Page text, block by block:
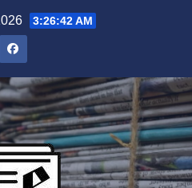
3:26:43 AM